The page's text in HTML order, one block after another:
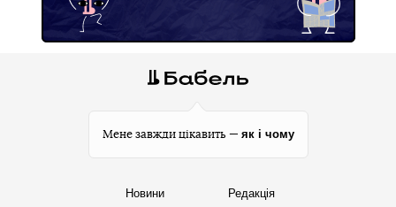
Мене завжди цікавить — як і чому
Новини
Редакція